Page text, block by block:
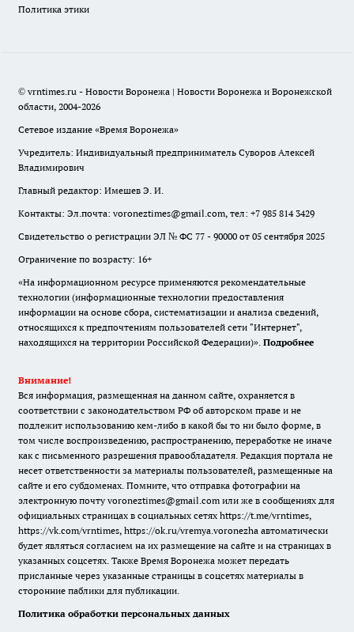
Политика этики
© vrntimes.ru - Новости Воронежа | Новости Воронежа и Воронежской
области, 2004-2026
Сетевое издание «Время Воронежа»
Учредитель: Индивидуальный предприниматель Суворов Алексей
Владимирович
Главный редактор: Имешев Э. И.
Контакты: Эл.почта: voroneztimes@gmail.com, тел: +7 985 814 3429
Свидетельство о регистрации ЭЛ № ФС 77 - 90000 от 05 сентября 2025
Ограничение по возрасту: 16+
«На информационном ресурсе применяются рекомендательные
технологии (информационные технологии предоставления
информации на основе сбора, систематизации и анализа сведений,
относящихся к предпочтениям пользователей сети "Интернет",
находящихся на территории Российской Федерации)». Подробнее
Внимание!
Вся информация, размещенная на данном сайте, охраняется в
соответствии с законодательством РФ об авторском праве и не
подлежит использованию кем-либо в какой бы то ни было форме, в
том числе воспроизведению, распространению, переработке не иначе
как с письменного разрешения правообладателя. Редакция портала не
несет ответственности за материалы пользователей, размещенные на
сайте и его субдоменах. Помните, что отправка фотографии на
электронную почту voroneztimes@gmail.com или же в сообщениях для
официальных страницах в социальных сетях https://t.me/vrntimes,
https://vk.com/vrntimes, https://ok.ru/vremya.voronezha автоматически
будет являться согласием на их размещение на сайте и на страницах в
указанных соцсетях. Также Время Воронежа может передать
присланные через указанные страницы в соцсетях материалы в
сторонние паблики для публикации.
Политика обработки персональных данных